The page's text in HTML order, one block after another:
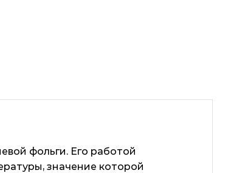
фольги. Его работой
значение которой